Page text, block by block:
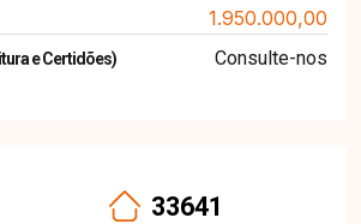
1.950.000,00
e Certidões) Consulte-nos
33641